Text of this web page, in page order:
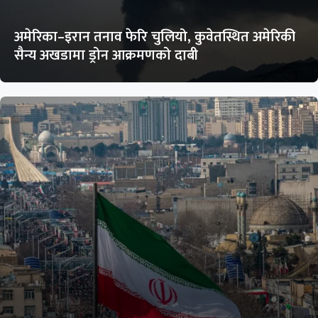
अमेरिका–इरान तनाव फेरि चुलियो, कुवेतस्थित अमेरिकी
सैन्य अखडामा ड्रोन आक्रमणको दाबी